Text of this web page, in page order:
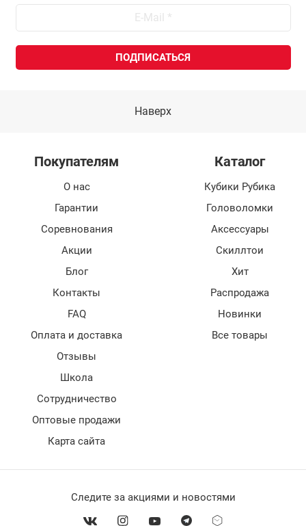
Наверх
Покупателям
О нас
Гарантии
Соревнования
Акции
Блог
Контакты
FAQ
Оплата и доставка
Отзывы
Школа
Сотрудничество
Оптовые продажи
Карта сайта
Каталог
Кубики Рубика
Головоломки
Аксессуары
Скиллтои
Хит
Распродажа
Новинки
Все товары
Следите за акциями и новостями